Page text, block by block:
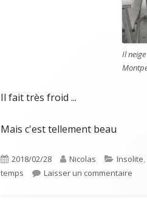
Il
Il fait très froid ...
Mais c'est tellement beau
Publié
le
2018/02/28 Auteur
Nicolas Insolite,
temps
Laisser un commentaire